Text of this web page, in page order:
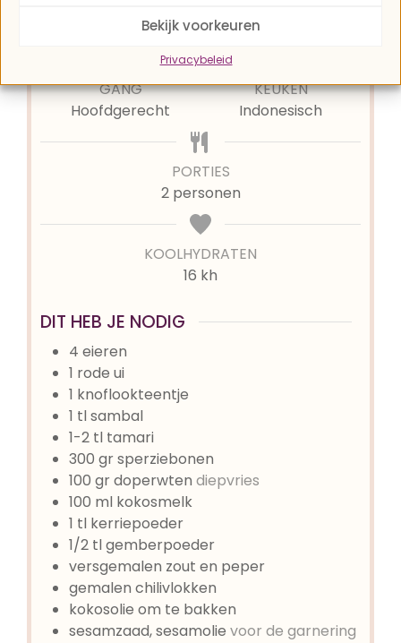
Bekijk voorkeuren
Privacybeleid
minuten
min
25
GANG
Hoofdgerecht
KEUKEN
Indonesisch
PORTIES
2 personen
KOOLHYDRATEN
16 kh
DIT HEB JE NODIG
4 eieren
1 rode ui
1 knoflookteentje
1 tlsambal
1-2 tl tamari
300 grsperziebonen
100 grdoperwten diepvries
100 ml kokosmelk
1 tl kerriepoeder
1/2 tlgemberpoeder
versgemalen zout en peper
gemalen chilivlokken
kokosolie om te bakken
sesamzaad, sesamolie voor de garnering